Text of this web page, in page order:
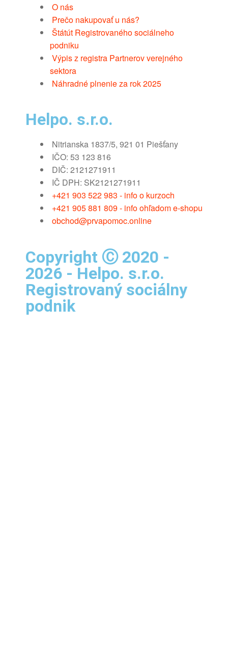
O nás
Prečo nakupovať u nás?
Štátút Registrovaného sociálneho
podniku
Výpis z registra Partnerov verejného
sektora
Náhradné plnenie za rok 2025
Helpo. s.r.o.
Nitrianska 1837/5, 921 01 Piešťany
IČO: 53 123 816
DIČ: 2121271911
IČ DPH: SK2121271911
+421 903 522 983 - info o kurzoch
+421 905 881 809 - info ohľadom e-shopu
obchod@prvapomoc.online
Copyright Ⓒ 2020 -
2026 - Helpo. s.r.o.
Registrovaný sociálny
podnik